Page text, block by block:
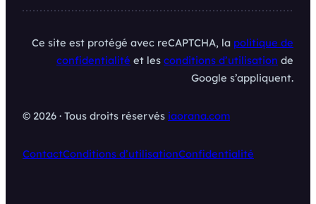
Ce site est protégé avec reCAPTCHA, la politique de
confidentialité et les conditions d’utilisation de
Google s’appliquent.
© 2026 · Tous droits réservés iaorana.com
ContactConditions d’utilisationConfidentialité